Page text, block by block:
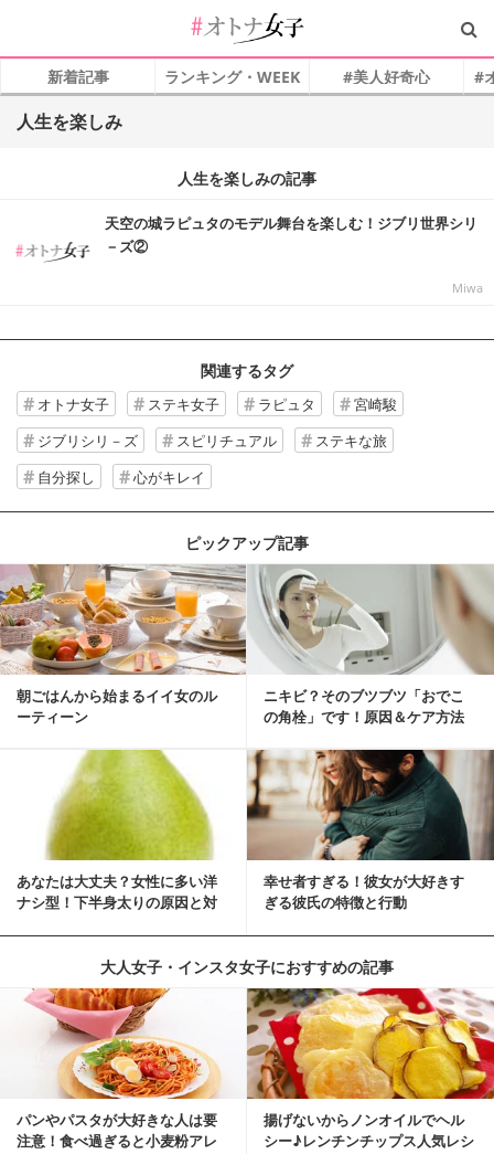
新着記事 ランキング・WEEK #美人好奇心 #
人生を楽しみ
人生を楽しみの記事
天空の城ラピュタのモデル舞台を楽しむ！ジブリ世界シリ
－ズ②
Miwa
関連するタグ
オトナ女子 ステキ女子 ラピュタ
宮崎駿
ジブリシリ－ズ
スピリチュアル
ステキな旅
自分探し
心がキレイ
ピックアップ記事
朝ごはんから始まるイイ女のル
ーティーン
ニキビ？そのブツブツ「おでこ
の角栓」です！原因＆ケア方法
あなたは大丈夫？女性に多い洋
ナシ型！下半身太りの原因と対
幸せ者すぎる！彼女が大好きす
ぎる彼氏の特徴と行動
大人女子・インスタ女子におすすめの記事
パンやパスタが大好きな人は要
注意！食べ過ぎると小麦粉アレ
揚げないからノンオイルでヘル
シー♪レンチンチップス人気レシ